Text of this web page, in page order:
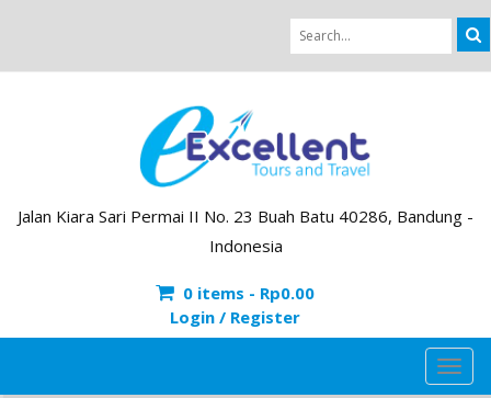
Jalan Kiara Sari Permai II No. 23 Buah Batu 40286, Bandung -
Indonesia
0 items - Rp0.00
Login / Register